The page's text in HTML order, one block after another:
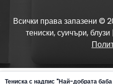
Всички права запазени ©
тениски, суичъри,
Тениска с надпис "Най-добрата